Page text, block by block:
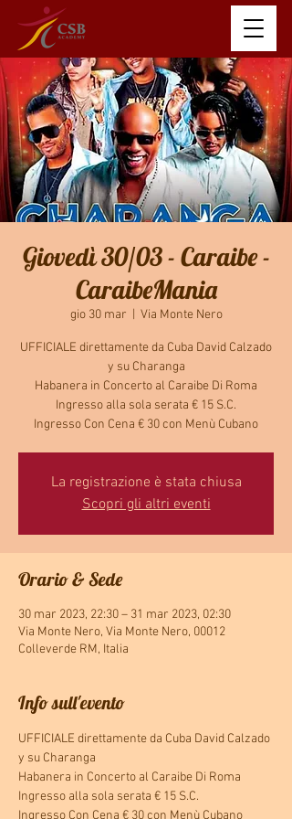
Giovedì 30/03 - Caraibe -
CaraibeMania
gio 30 mar Via Monte Nero
UFFICIALE direttamente da Cuba David Calzado
y su Charanga
Habanera in Concerto al Caraibe Di Roma
Ingresso alla sola serata € 15 S.C.
Ingresso Con Cena € 30 con Menù Cubano
La registrazione è stata chiusa
Scopri gli altri eventi
Orario & Sede
30 mar 2023, 22:30 – 31 mar 2023, 02:30
Via Monte Nero, Via Monte Nero, 00012
Colleverde RM, Italia
Info sull'evento
UFFICIALE direttamente da Cuba David Calzado
y su Charanga
Habanera in Concerto al Caraibe Di Roma
Ingresso alla sola serata € 15 S.C.
Ingresso Con Cena € 30 con Menù Cubano